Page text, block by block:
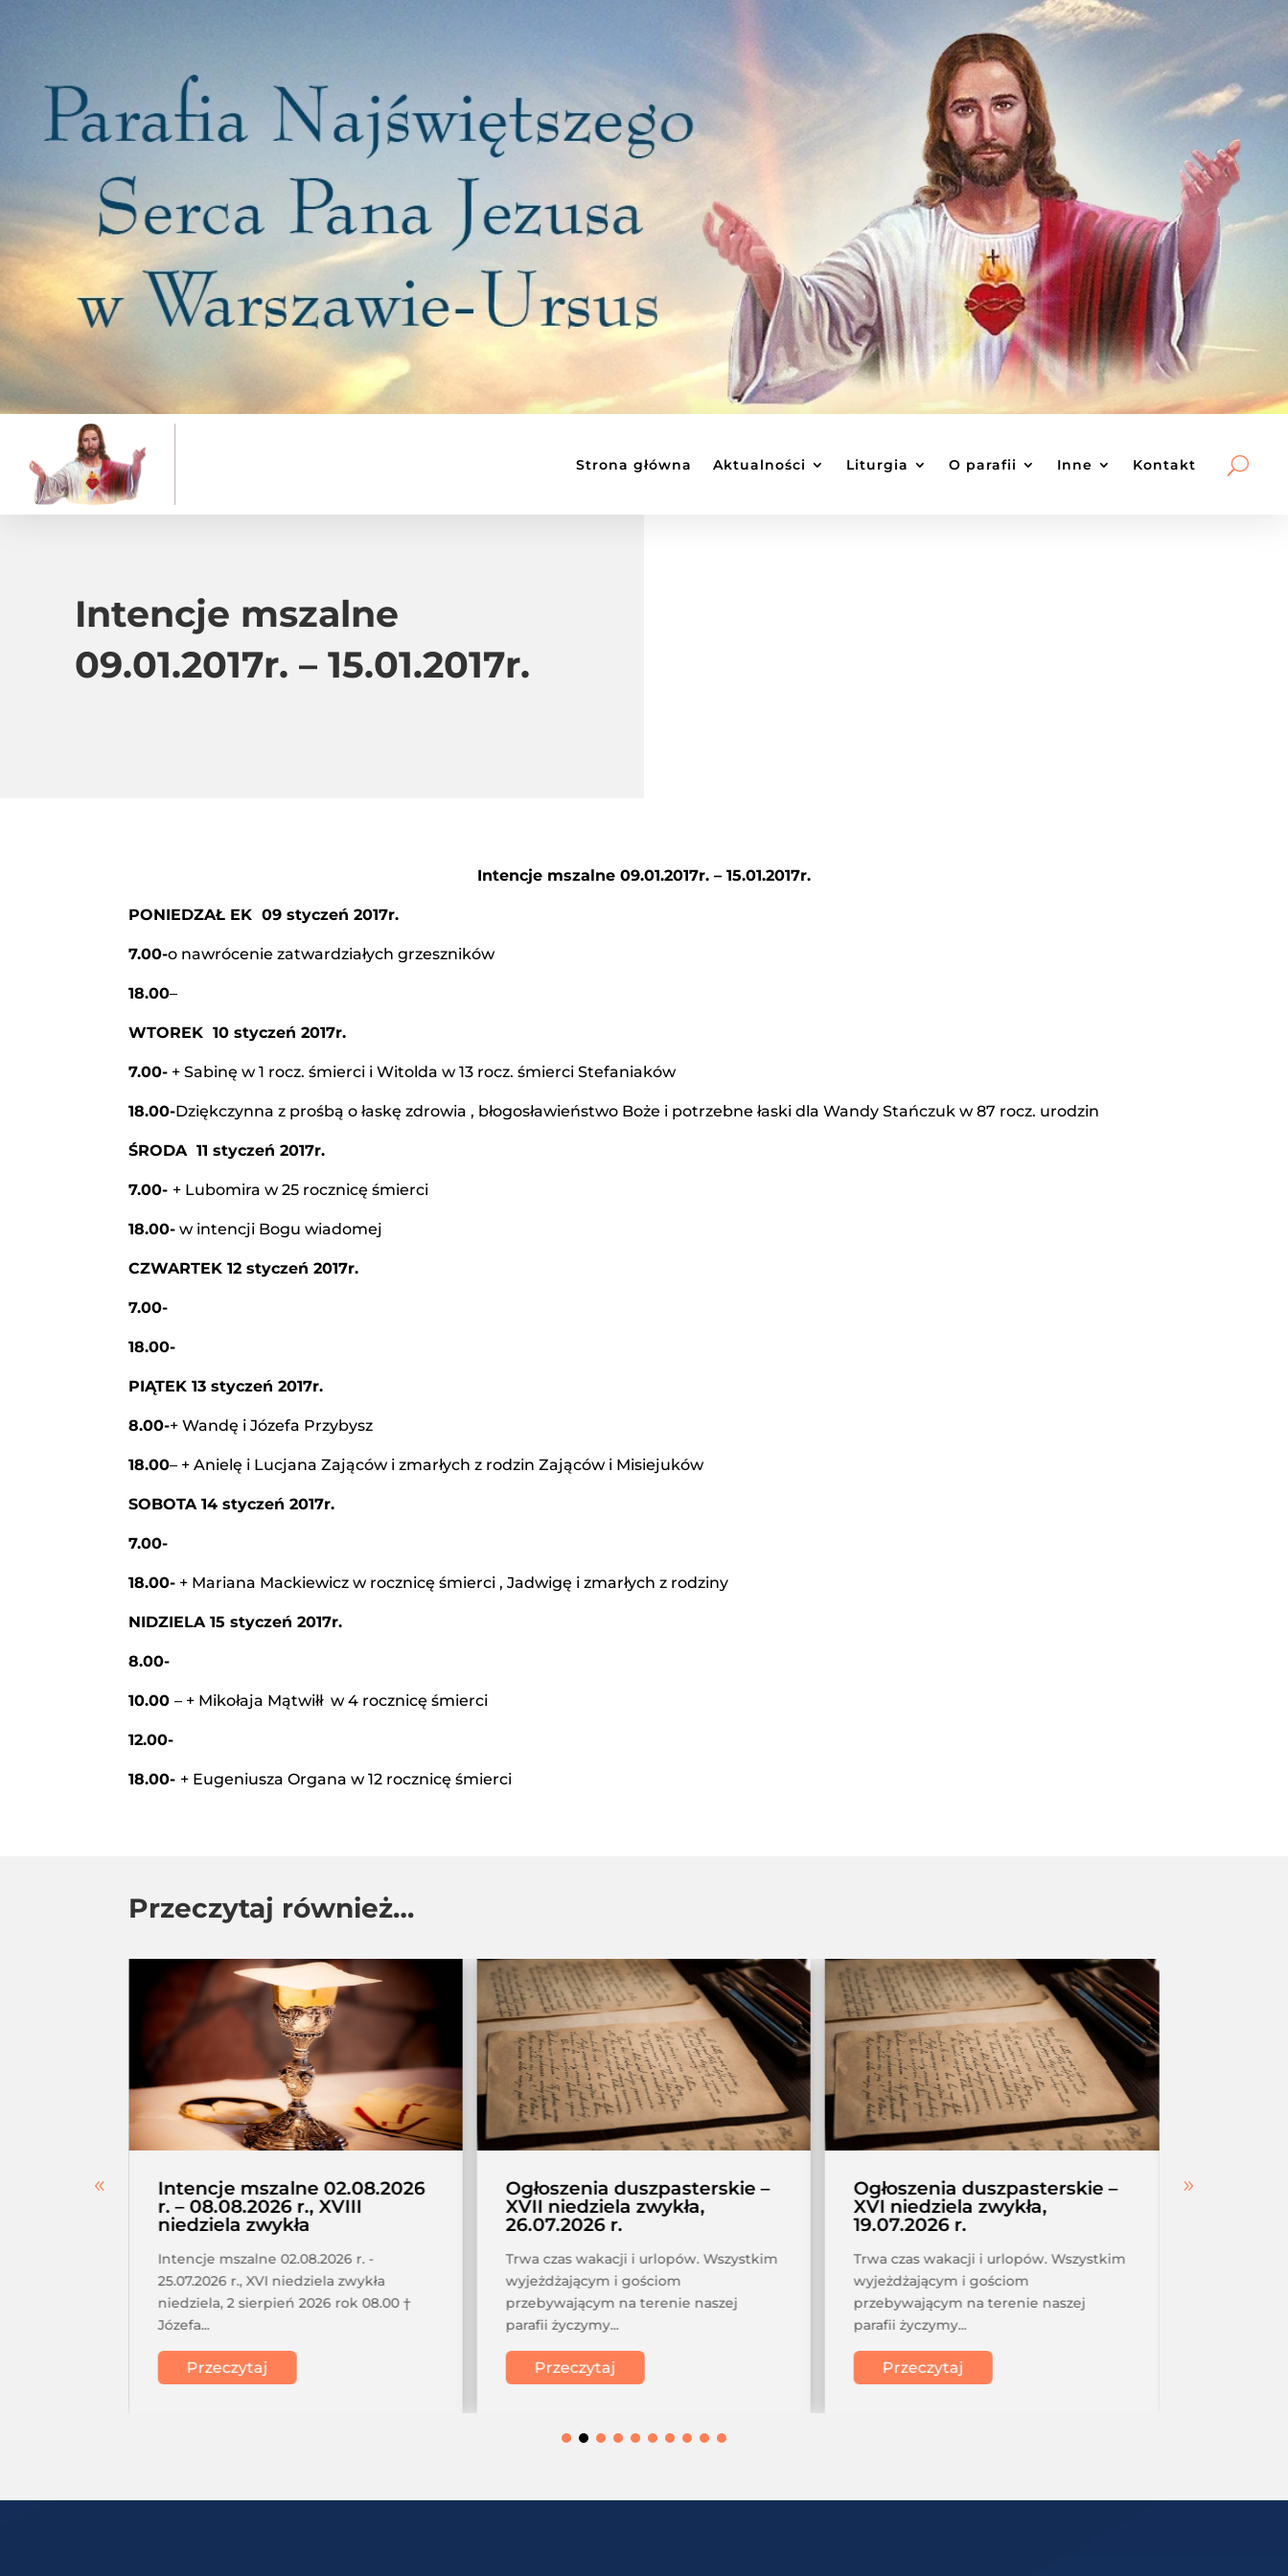
Strona główna Aktualności Liturgia O parafii Inne Kontakt
Intencje mszalne
09.01.2017r. – 15.01.2017r.
Intencje mszalne 09.01.2017r. – 15.01.2017r.
PONIEDZAŁ EK 09 styczeń 2017r.
7.00-o nawrócenie zatwardziałych grzeszników
18.00–
WTOREK 10 styczeń 2017r.
7.00- + Sabinę w 1 rocz. śmierci i Witolda w 13 rocz. śmierci Stefaniaków
18.00-Dziękczynna z prośbą o łaskę zdrowia , błogosławieństwo Boże i potrzebne łaski dla Wandy Stańczuk w 87 rocz. urodzin
ŚRODA 11 styczeń 2017r.
7.00- + Lubomira w 25 rocznicę śmierci
18.00- w intencji Bogu wiadomej
CZWARTEK 12 styczeń 2017r.
7.00-
18.00-
PIĄTEK 13 styczeń 2017r.
8.00-+ Wandę i Józefa Przybysz
18.00– + Anielę i Lucjana Zająców i zmarłych z rodzin Zająców i Misiejuków
SOBOTA 14 styczeń 2017r.
7.00-
18.00- + Mariana Mackiewicz w rocznicę śmierci , Jadwigę i zmarłych z rodziny
NIDZIELA 15 styczeń 2017r.
8.00-
10.00– + Mikołaja Mątwiłł w 4 rocznicę śmierci
12.00-
18.00- + Eugeniusza Organa w 12 rocznicę śmierci
Przeczytaj również…
Intencje mszalne 02.08.2026
r. – 08.08.2026 r., XVIII
niedziela zwykła
Intencje mszalne 02.08.2026 r. -
25.07.2026 r., XVI niedziela zwykła
niedziela, 2 sierpień 2026 rok 08.00 †
Józefa...
Przeczytaj
Ogłoszenia duszpasterskie –
XVII niedziela zwykła,
26.07.2026 r.
Trwa czas wakacji i urlopów. Wszystkim
wyjeżdżającym i gościom
przebywającym na terenie naszej
parafii życzymy...
Przeczytaj
Ogłoszenia duszpasterskie –
XVI niedziela zwykła,
19.07.2026 r.
Trwa czas wakacji i urlopów. Wszystkim
wyjeżdżającym i gościom
przebywającym na terenie naszej
parafii życzymy...
Przeczytaj